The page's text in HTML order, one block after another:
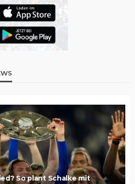
So plant Schalke mit